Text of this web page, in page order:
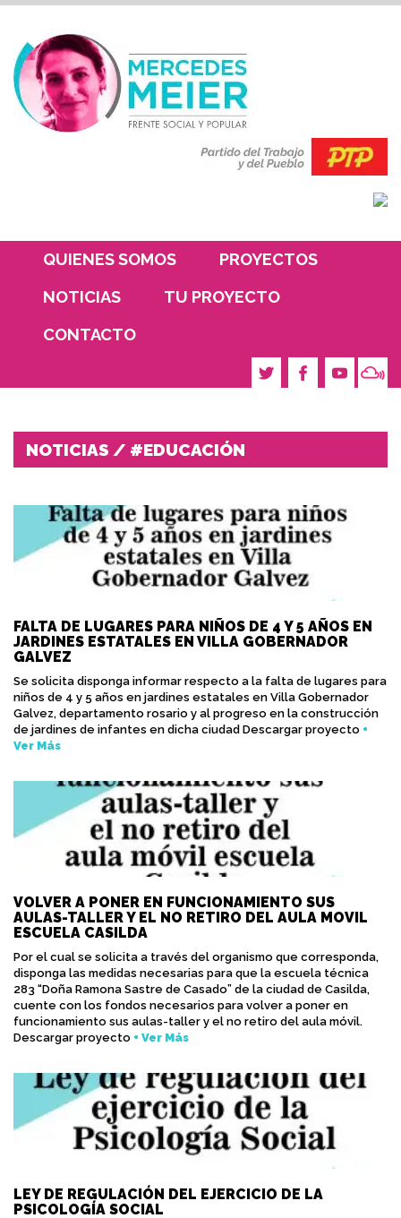
QUIENES SOMOS
PROYECTOS
NOTICIAS
TU PROYECTO
CONTACTO
NOTICIAS / #EDUCACIÓN
FALTA DE LUGARES PARA NIÑOS DE 4 Y 5 AÑOS EN
JARDINES ESTATALES EN VILLA GOBERNADOR
GALVEZ
Se solicita disponga informar respecto a la falta de lugares para
niños de 4 y 5 años en jardines estatales en Villa Gobernador
Galvez, departamento rosario y al progreso en la construcción
de jardines de infantes en dicha ciudad Descargar proyecto +
Ver Más
VOLVER A PONER EN FUNCIONAMIENTO SUS
AULAS-TALLER Y EL NO RETIRO DEL AULA MOVIL
ESCUELA CASILDA
Por el cual se solicita a través del organismo que corresponda,
disponga las medidas necesarias para que la escuela técnica
283 “Doña Ramona Sastre de Casado” de la ciudad de Casilda,
cuente con los fondos necesarios para volver a poner en
funcionamiento sus aulas-taller y el no retiro del aula móvil.
Descargar proyecto + Ver Más
LEY DE REGULACIÓN DEL EJERCICIO DE LA
PSICOLOGÍA SOCIAL